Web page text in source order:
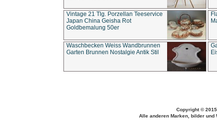
Vintage 21 Tlg. Porzellan Teeservice
Japan China Geisha Rot
Goldbemalung 50er
Waschbecken Weiss Wandbrunnen
Garten Brunnen Nostalgie Antik Stil
Copyright ©
Alle anderen Marken, bilder und